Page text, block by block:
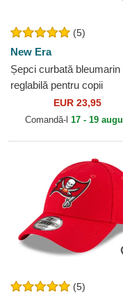
(5)
New Era
Șepci curbată bleumarin
reglabilă pentru copii
9FORTY The League de
Chicago Bears NFL de
EUR 23,95
Comandă-l 17 - 19
(5)